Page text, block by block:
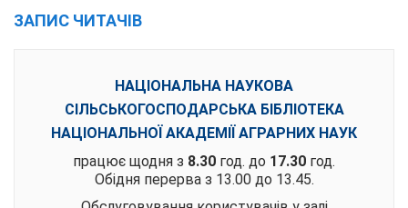
ЗАПИС ЧИТАЧІВ
НАЦІОНАЛЬНА НАУКОВА
СІЛЬСЬКОГОСПОДАРСЬКА БІБЛІОТЕКА
НАЦІОНАЛЬНОЇ АКАДЕМІЇ АГРАРНИХ НАУК
працює щодня з 8.30 год. до 17.30 год.
Обідня перерва з 13.00 до 13.45.